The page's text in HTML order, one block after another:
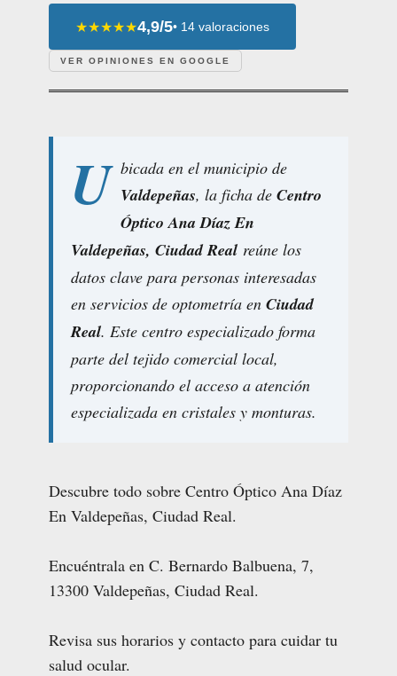
★★★★★4,9/5• 14 valoraciones
VER OPINIONES EN GOOGLE
U bicada en el municipio de
Valdepeñas, la ficha de Centro
Óptico Ana Díaz En
Valdepeñas, Ciudad Real reúne los
datos clave para personas interesadas
en servicios de optometría en Ciudad
Real. Este centro especializado forma
parte del tejido comercial local,
proporcionando el acceso a atención
especializada en cristales y monturas.
Descubre todo sobre Centro Óptico Ana Díaz
En Valdepeñas, Ciudad Real.
Encuéntrala en C. Bernardo Balbuena, 7,
13300 Valdepeñas, Ciudad Real.
Revisa sus horarios y contacto para cuidar tu
salud ocular.